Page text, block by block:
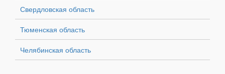
Свердловская область
Тюменская область
Челябинская область